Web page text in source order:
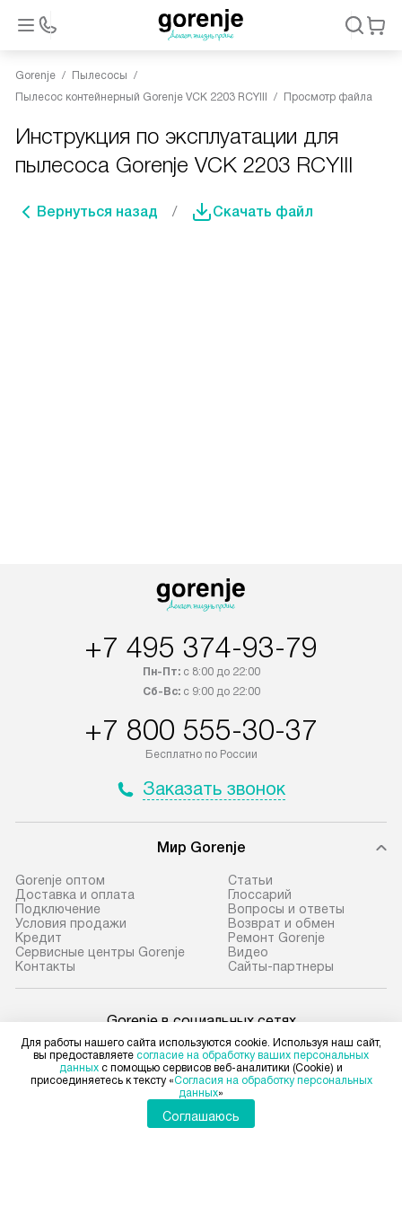
Gorenje
Пылесосы
Пылесос контейнерный Gorenje VCK 2203 RCYIII
Просмотр файла
Инструкция по эксплуатации для
пылесоса Gorenje VCK 2203 RCYIII
Вернуться назад Скачать файл
+7 495 374-93-79
Пн-Пт:с 8:00 до 22:00
Сб-Вс:с 9:00 до 22:00
+7 800 555-30-37
Бесплатно по России
Заказать звонок
Мир Gorenje
Gorenje оптом
Доставка и оплата
Подключение
Условия продажи
Кредит
Сервисные центры Gorenje
Контакты
Cтатьи
Глоссарий
Вопросы и ответы
Возврат и обмен
Ремонт Gorenje
Видео
Сайты-партнеры
Gorenje в социальных сетях
Для физических лиц
shop@gorenje-ru.ru
Для юридических лиц
Для работы нашего сайта используются cookie. Используя наш сайт,
вы предоставляете согласие на обработку ваших персональных
данных с помощью сервисов веб-аналитики (Cookie) и
присоединяетесь к тексту «Согласия на обработку персональных
данных»
Соглашаюсь